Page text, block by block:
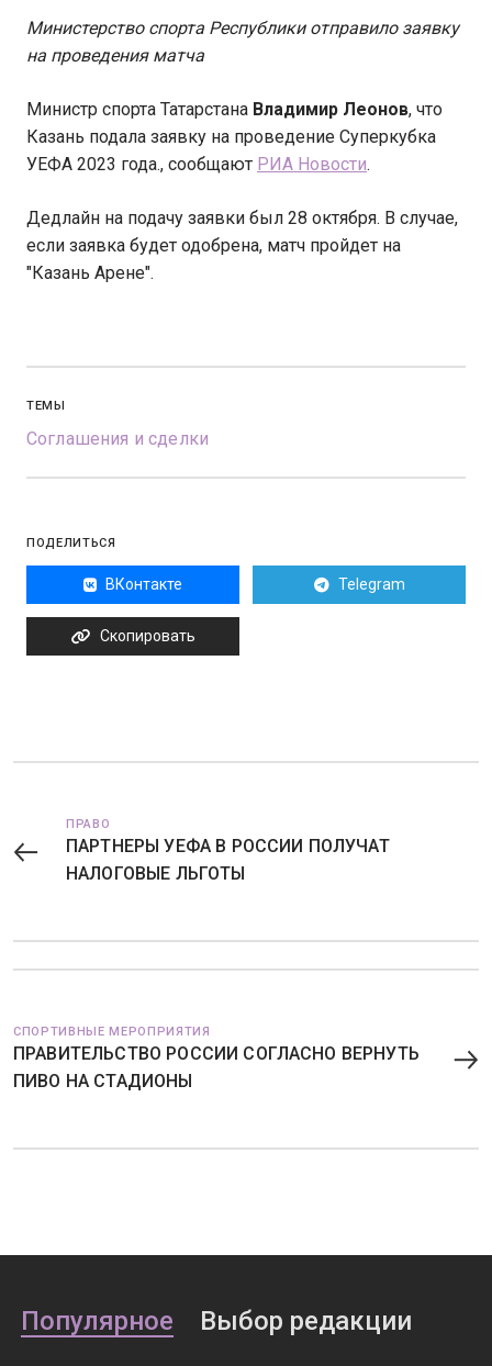
Министерство спорта Республики отправило заявку
на проведения матча
Министр спорта Татарстана Владимир Леонов, что
Казань подала заявку на проведение Суперкубка
УЕФА 2023 года., сообщают РИА Новости.
Дедлайн на подачу заявки был 28 октября. В случае,
если заявка будет одобрена, матч пройдет на
"Казань Арене".
ТЕМЫ
Соглашения и сделки
ПОДЕЛИТЬСЯ
ВКонтакте Telegram
Скопировать
ПРАВО
ПАРТНЕРЫ УЕФА В РОССИИ ПОЛУЧАТ
НАЛОГОВЫЕ ЛЬГОТЫ
СПОРТИВНЫЕ МЕРОПРИЯТИЯ
ПРАВИТЕЛЬСТВО РОССИИ СОГЛАСНО ВЕРНУТЬ
ПИВО НА СТАДИОНЫ
Популярное Выбор редакции